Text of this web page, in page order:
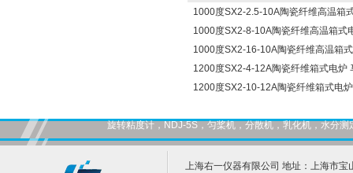
1000度SX2-2.5-10A陶瓷纤维高温箱
1000度SX2-8-10A陶瓷纤维高温箱式
1000度SX2-16-10A陶瓷纤维高温箱
1200度SX2-4-12A陶瓷纤维箱式电炉
1200度SX2-10-12A陶瓷纤维箱式电
旋转粘度计，NDJ-5S，匀桨机，分散机，乳化机，水分
上海右一仪器有限公司 地址：上海市宝